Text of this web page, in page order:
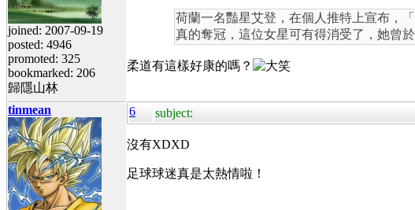
joined: 2007-09-19
posted: 4946
promoted: 325
bookmarked: 206
歸隱山林
荷蘭一名豔星艾登，在個人推特上宣布，
真的奪冠，這位女星可有得消受了，她曾
柔道有這樣好康的嗎？
tinmean 6 subject:
沒有XDXD
足球球迷真是太熱情啦！